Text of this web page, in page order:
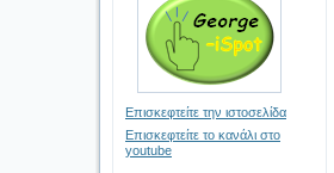
Επισκεφτείτε την ιστοσελίδα
Επισκεφτείτε το κανάλι στο
youtube